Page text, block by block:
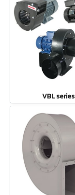
VBL series